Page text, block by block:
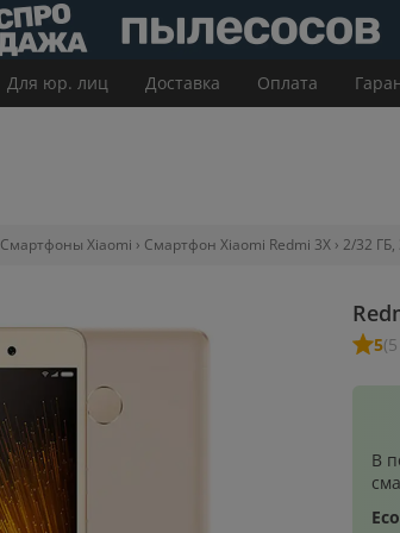
Для юр. лиц Доставка Оплата
Смартфоны Xiaomi Смартфон Xiaomi Redmi 3X 2/32 ГБ,
5
В